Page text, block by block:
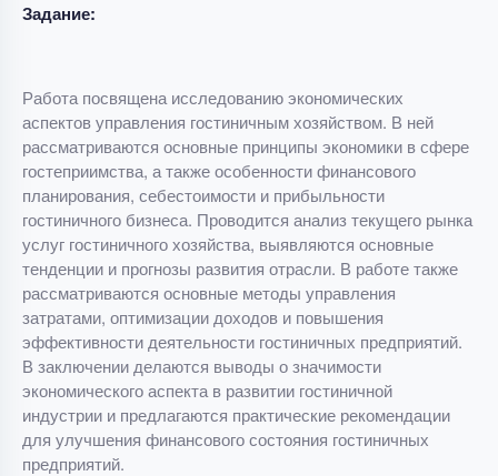
Задание:
Работа посвящена исследованию экономических
аспектов управления гостиничным хозяйством. В ней
рассматриваются основные принципы экономики в сфере
гостеприимства, а также особенности финансового
планирования, себестоимости и прибыльности
гостиничного бизнеса. Проводится анализ текущего рынка
услуг гостиничного хозяйства, выявляются основные
тенденции и прогнозы развития отрасли. В работе также
рассматриваются основные методы управления
затратами, оптимизации доходов и повышения
эффективности деятельности гостиничных предприятий.
В заключении делаются выводы о значимости
экономического аспекта в развитии гостиничной
индустрии и предлагаются практические рекомендации
для улучшения финансового состояния гостиничных
предприятий.